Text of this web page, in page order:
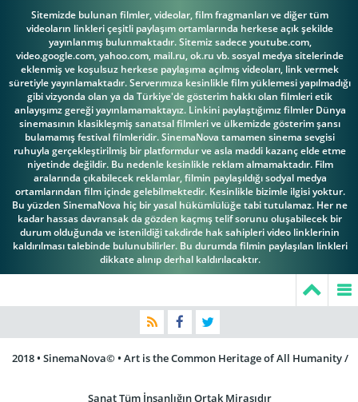
Sitemizde bulunan filmler, videolar, film fragmanları ve diğer tüm
videoların linkleri çeşitli paylaşım ortamlarında herkese açık şekilde
yayınlanmış bulunmaktadır. Sitemiz sadece youtube.com,
video.google.com, yahoo.com, mail.ru, ok.ru vb. sosyal medya sitelerinde
eklenmiş ve koşulsuz herkese paylaşıma açılmış videoları, link vermek
süretiyle yayınlamaktadır. Serverımıza kesinlikle film yüklemesi yapılmadığı
gibi vizyonda olan ya da Türkiye'de gösterim hakkı olan filmleri etik
anlayışımz gereği yayınlamamaktayız. Linkini paylaştığımız filmler Dünya
sinemasının klasikleşmiş sanatsal filmleri ve ülkemizde gösterim şansı
bulamamış festival filmleridir. SinemaNova tamamen sinema sevgisi
ruhuyla gerçekleştirilmiş bir platformdur ve asla maddi kazanç elde etme
niyetinde değildir. Bu nedenle kesinlikle reklam almamaktadır. Film
aralarında çıkabilecek reklamlar, filmin paylaşıldığı sodyal medya
ortamlarından film içinde gelebilmektedir. Kesinlikle bizimle ilgisi yoktur.
Bu yüzden SinemaNova hiç bir yasal hükümlülüğe tabi tutulamaz. Her ne
kadar hassas davransak da gözden kaçmış telif sorunu oluşabilecek bir
durum olduğunda ve istenildiği takdirde hak sahipleri video linklerinin
kaldırılması talebinde bulunubilirler. Bu durumda filmin paylaşılan linkleri
dikkate alınıp derhal kaldırılacaktır.
2018 • SinemaNova© • Art is the Common Heritage of All Humanity /
Sanat Tüm İnsanlığın Ortak Mirasıdır